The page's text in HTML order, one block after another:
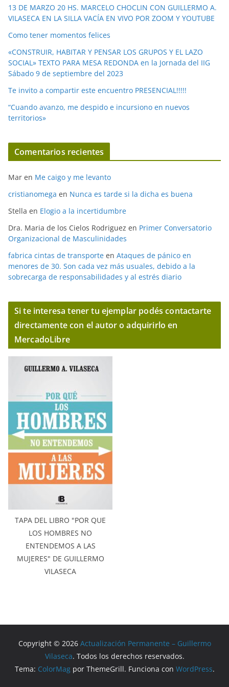
e
o
13 DE MARZO 20 HS. MARCELO CHOCLIN CON GUILLERMO A.
VILASECA EN LA SILLA VACÍA EN VIVO POR ZOOM Y YOUTUBE
Como tener momentos felices
«CONSTRUIR, HABITAR Y PENSAR LOS GRUPOS Y EL LAZO
SOCIAL» TEXTO PARA MESA REDONDA en la Jornada del IIG
Sábado 9 de septiembre del 2023
Te invito a compartir este encuentro PRESENCIAL!!!!!
“Cuando avanzo, me despido e incursiono en nuevos
territorios»
Comentarios recientes
Mar en Me caigo y me levanto
cristianomega en Nunca es tarde si la dicha es buena
Stella en Elogio a la incertidumbre
Dra. Maria de los Cielos Rodriguez en Primer Conversatorio
Organizacional de Masculinidades
fabrica cintas de transporte en Ataques de pánico en
menores de 30. Son cada vez más usuales, debido a la
sobrecarga de responsabilidades y al estrés diario
Si te interesa tener tu ejemplar podés contactarte
directamente con el autor o adquirirlo en
MercadoLibre
TAPA DEL LIBRO "POR QUE
LOS HOMBRES NO
ENTENDEMOS A LAS
MUJERES" DE GUILLERMO
VILASECA
Copyright © 2026 Actualización Permanente – Guillermo
Vilaseca. Todos los derechos reservados.
Tema: ColorMagpor ThemeGrill. Funciona con WordPress.